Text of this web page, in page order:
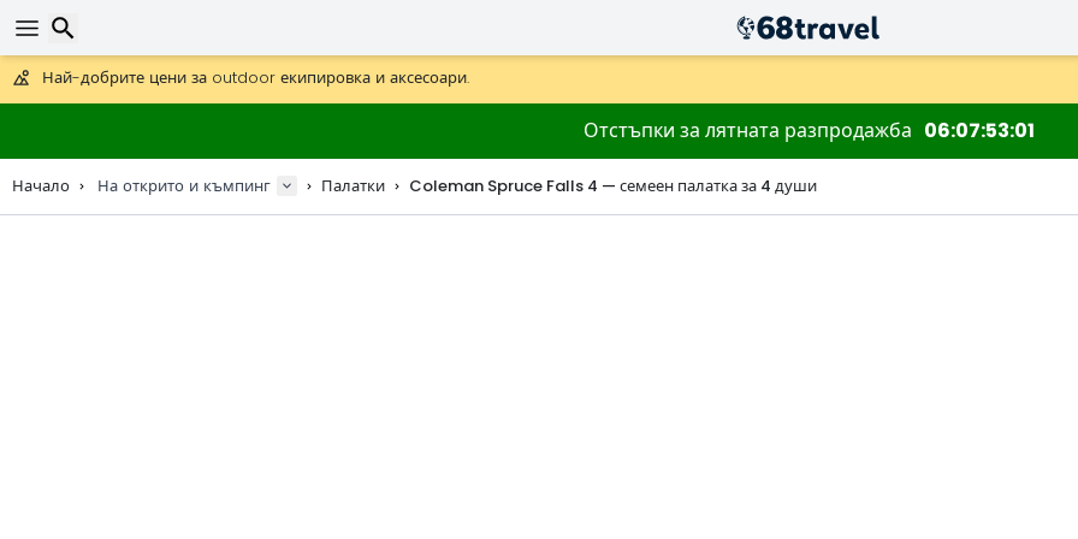
Предлага се и DHL Express за една нощ.
30 дни за връщане, 90 дни за дървени карти и декорации.
Най-добрите цени за outdoor екипировка и аксесоари.
Отстъпки за лятната разпродажба 06075300
Начало На открито и къмпинг Палатки Coleman Spruce Falls 4 — семеен палатка за 4 души